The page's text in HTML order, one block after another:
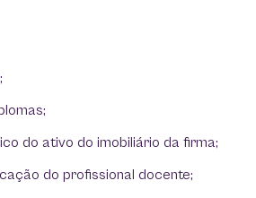
do ativo do imobiliário da firma;
do profissional docente;